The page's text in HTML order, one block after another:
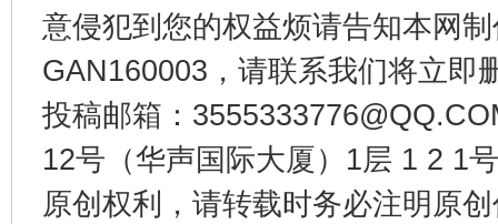
意侵犯到您的权益烦请告知本网
GAN160003，请联系我们将立即
投稿邮箱：
12号（华声国际大厦）1层 1 2 1
原创权利，请转载时务必注明原